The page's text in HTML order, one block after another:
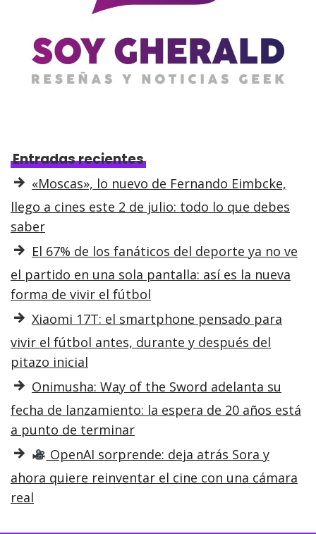
Entradas recientes
«Moscas», lo nuevo de Fernando Eimbcke,
llego a cines este 2 de julio: todo lo que debes
saber
El 67% de los fanáticos del deporte ya no ve
el partido en una sola pantalla: así es la nueva
forma de vivir el fútbol
Xiaomi 17T: el smartphone pensado para
vivir el fútbol antes, durante y después del
pitazo inicial
Onimusha: Way of the Sword adelanta su
fecha de lanzamiento: la espera de 20 años está
a punto de terminar
OpenAI sorprende: deja atrás Sora y
ahora quiere reinventar el cine con una cámara
real